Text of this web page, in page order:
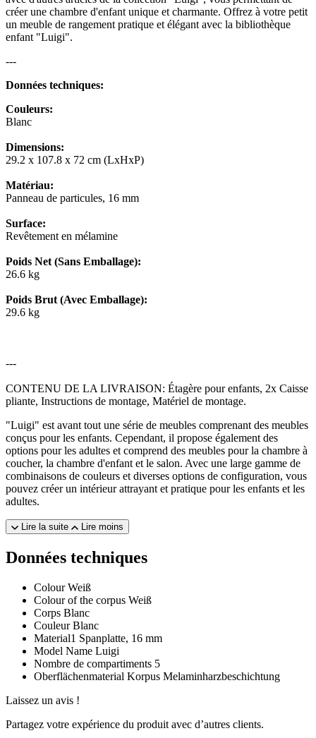
créer une chambre d'enfant unique et charmante. Offrez à votre petit
un meuble de rangement pratique et élégant avec la bibliothèque
enfant "Luigi".
---
Données techniques:
Couleurs:
Blanc
Dimensions:
29.2 x 107.8 x 72 cm (LxHxP)
Matériau:
Panneau de particules, 16 mm
Surface:
Revêtement en mélamine
Poids Net (Sans Emballage):
26.6 kg
Poids Brut (Avec Emballage):
29.6 kg
---
CONTENU DE LA LIVRAISON: Étagère pour enfants, 2x Caisse
pliante, Instructions de montage, Matériel de montage.
"Luigi" est avant tout une série de meubles comprenant des meubles
conçus pour les enfants. Cependant, il propose également des
options pour les adultes et comprend des meubles pour la chambre à
coucher, la chambre d'enfant et le salon. Avec une large gamme de
combinaisons de couleurs et diverses options de configuration, vous
pouvez créer un intérieur attrayant et pratique pour les enfants et les
adultes.
Lire la suite Lire moins
Données techniques
Colour Weiß
Colour of the corpus Weiß
Corps Blanc
Couleur Blanc
Material1 Spanplatte, 16 mm
Model Name Luigi
Nombre de compartiments 5
Oberflächenmaterial Korpus Melaminharzbeschichtung
Laissez un avis !
Partagez votre expérience du produit avec d’autres clients.